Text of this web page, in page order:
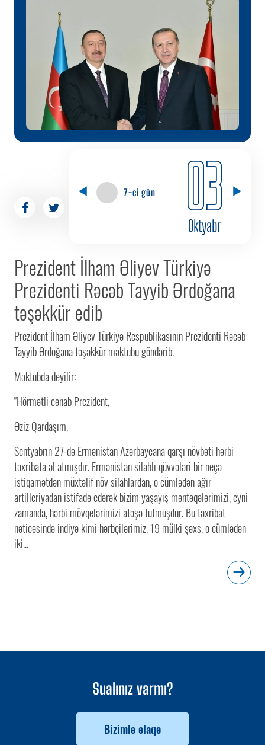
7-ci gün 03
Oktyabr
Prezident İlham Əliyev Türkiyə
Prezidenti Rəcəb Tayyib Ərdoğana
təşəkkür edib
Prezident İlham Əliyev Türkiyə Respublikasının Prezidenti Rəcəb
Tayyib Ərdoğana təşəkkür məktubu göndərib.
Məktubda deyilir:
"Hörmətli cənab Prezident,
Əziz Qardaşım,
Sentyabrın 27-də Ermənistan Azərbaycana qarşı növbəti hərbi
təxribata əl atmışdır. Ermənistan silahlı qüvvələri bir neçə
istiqamətdən müxtəlif növ silahlardan, o cümlədən ağır
artilleriyadan istifadə edərək bizim yaşayış məntəqələrimizi, eyni
zamanda, hərbi mövqelərimizi atəşə tutmuşdur. Bu təxribat
nəticəsində indiyə kimi hərbçilərimiz, 19 mülki şəxs, o cümlədən
iki...
Sualınız varmı?
Bizimlə əlaqə